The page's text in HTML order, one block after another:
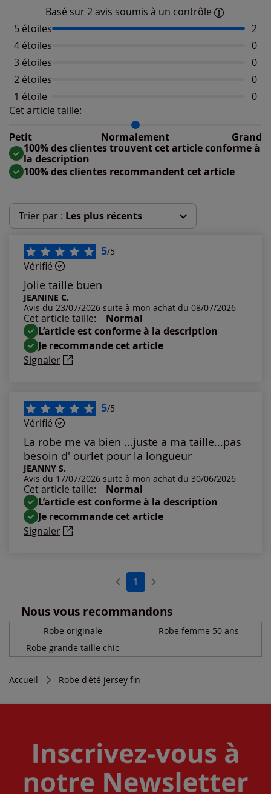
Basé sur 2 avis soumis à un contrôle
5 étoiles
2
4 étoiles
0
3 étoiles
0
2 étoiles
0
1 étoile
0
Cet article taille:
Petit
Normalement Grand
Répartition du taillant selon les avis clients
Taille normalement : 100%
Taille grand : 0%
100% des clientes trouvent cet article conforme à
la description
100% des clientes recommandent cet article
Trier par : Les plus récents
Les plus récents
Les plus anciens
Notes les plus élevées
Notes les plus basses
5/5
Vérifié
Jolie taille buen
JEANINE C.
Avis du 23/07/2026 suite à mon achat du 08/07/2026
Cet article taille:
Normal
L’article est conforme à la description
Je recommande cet article
Signaler
5/5
Vérifié
La robe me va bien ...juste a ma taille...pas
besoin d' ourlet pour la longueur
JEANNY S.
Avis du 17/07/2026 suite à mon achat du 30/06/2026
Cet article taille:
Normal
L’article est conforme à la description
Je recommande cet article
Signaler
1
Nous vous recommandons
Robe originale
Robe femme 50 ans
Robe grande taille chic
Accueil Robe d'été jersey fin